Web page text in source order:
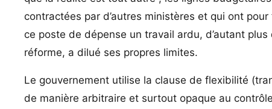
contractées par d’autres ministères et qui ont
ce poste de dépense un travail ardu, d’autant
réforme, a dilué ses propres limites.
Le gouvernement utilise la clause de flexibilité
de manière arbitraire et surtout opaque au